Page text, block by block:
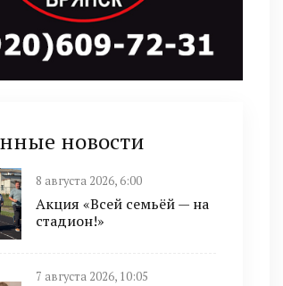
новости
8 августа 2026, 6:00
Акция «Всей семьёй — на
стадион!»
7 августа 2026, 10:05